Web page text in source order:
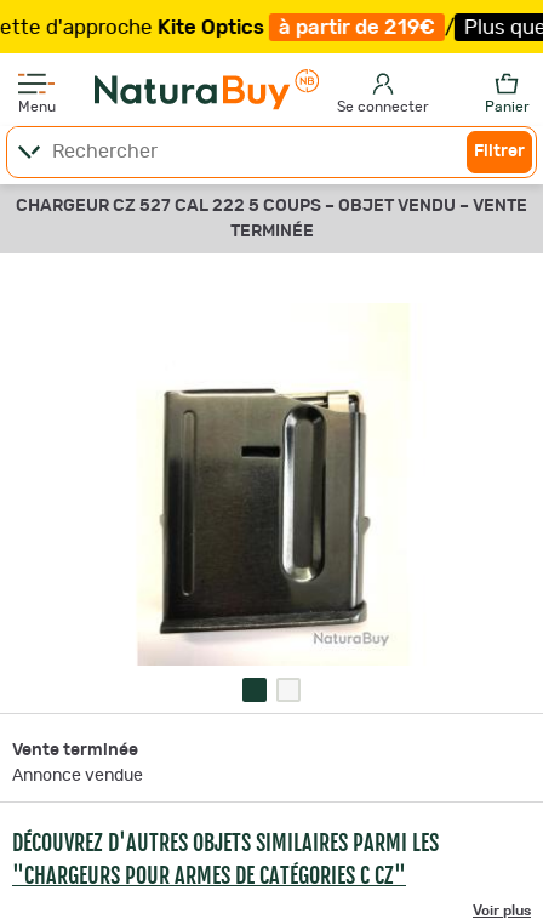
Kite Optics à partir de 219€ / Plus que 23
Menu Se connecter Panier
Filtrer
CHARGEUR CZ 527 CAL 222 5 COUPS – OBJET VENDU – VENTE
TERMINÉE
Vente terminée
Annonce vendue
DÉCOUVREZ D'AUTRES OBJETS SIMILAIRES PARMI LES
"CHARGEURS POUR ARMES DE CATÉGORIES C CZ"
Voir plus